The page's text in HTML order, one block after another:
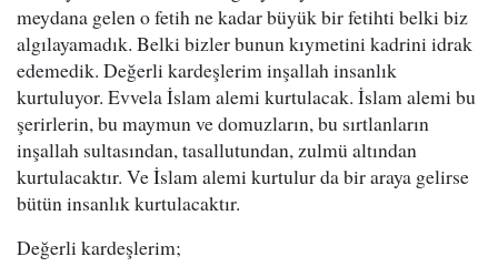
meydana gelen o fetih ne kadar büyük bir fetihti belki biz
algılayamadık. Belki bizler bunun kıymetini kadrini idrak
edemedik. Değerli kardeşlerim inşallah insanlık
kurtuluyor. Evvela İslam alemi kurtulacak. İslam alemi bu
şerirlerin, bu maymun ve domuzların, bu sırtlanların
inşallah sultasından, tasallutundan, zulmü altından
kurtulacaktır. Ve İslam alemi kurtulur da bir araya gelirse
bütün insanlık kurtulacaktır.
Değerli kardeşlerim;